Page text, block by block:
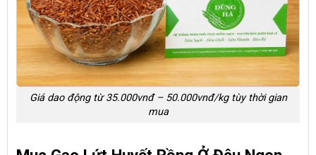
Giá dao động từ 35.000vnđ – 50.000vnđ/kg tùy thời gian
mua